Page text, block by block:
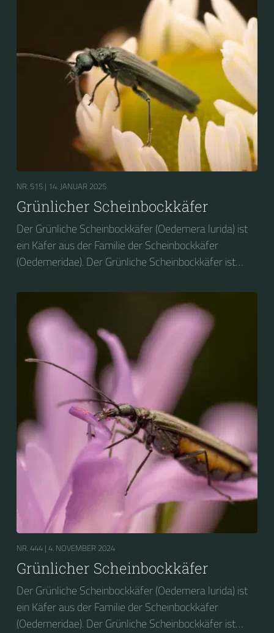
NR. 515 | 14. JANUAR 2025
Grünlicher Scheinbockkäfer
Der Grünliche Scheinbockkäfer (Oedemera lurida) ist
ein Käfer aus der Familie der Scheinbockkäfer
(Oedemeridae). Der Grünliche Scheinbockkäfer ist
Scheinbockkäfer (Oedemera nobilis).
NR. 444 | 4. NOVEMBER 2024
Grünlicher Scheinbockkäfer
Der Grünliche Scheinbockkäfer (Oedemera lurida) ist
ein Käfer aus der Familie der Scheinbockkäfer
(Oedemeridae). Der Grünliche Scheinbockkäfer ist